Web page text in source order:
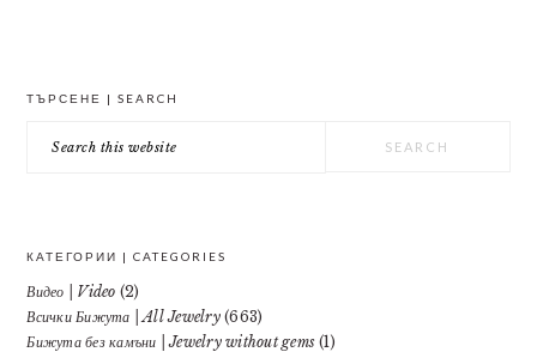
ТЪРСЕНЕ | SEARCH
this
КАТЕГОРИИ | CATEGORIES
Видео | Video (2)
Всички Бижута | All Jewelry(663)
Бижута без камъни | Jewelry without gems (1)